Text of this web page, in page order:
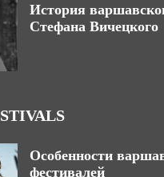
История
Стефана Вичецкого
Особенности
фестивалей